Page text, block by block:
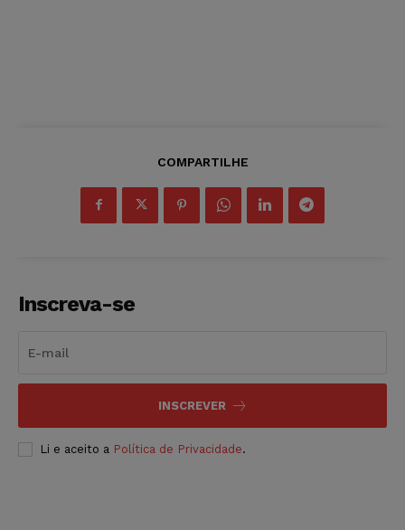
COMPARTILHE
Inscreva-se
INSCREVER
Li e aceito a Política de Privacidade.